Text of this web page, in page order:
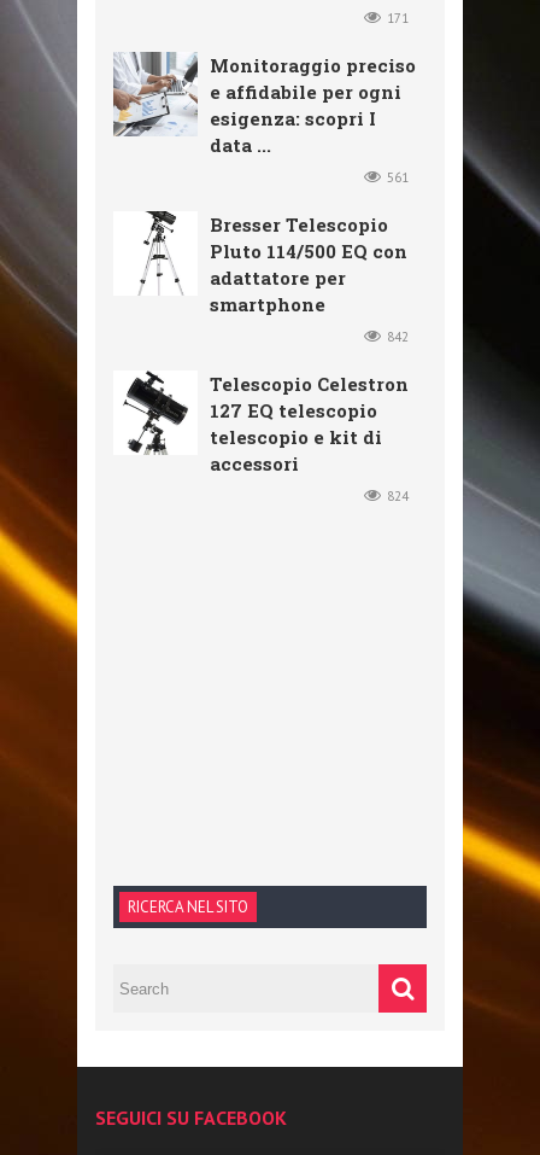
171
Monitoraggio preciso
e affidabile per ogni
esigenza: scopri I
data ...
561
Bresser Telescopio
Pluto 114/500 EQ con
adattatore per
smartphone
842
Telescopio Celestron
127 EQ telescopio
telescopio e kit di
accessori
824
RICERCA NEL SITO
SEGUICI SU FACEBOOK